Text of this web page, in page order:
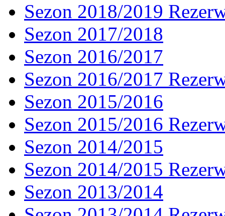
Sezon 2018/2019
Sezon 2017/2018
Sezon 2016/2017
Sezon 2016/2017
Sezon 2015/2016
Sezon 2015/2016
Sezon 2014/2015
Sezon 2014/2015
Sezon 2013/2014